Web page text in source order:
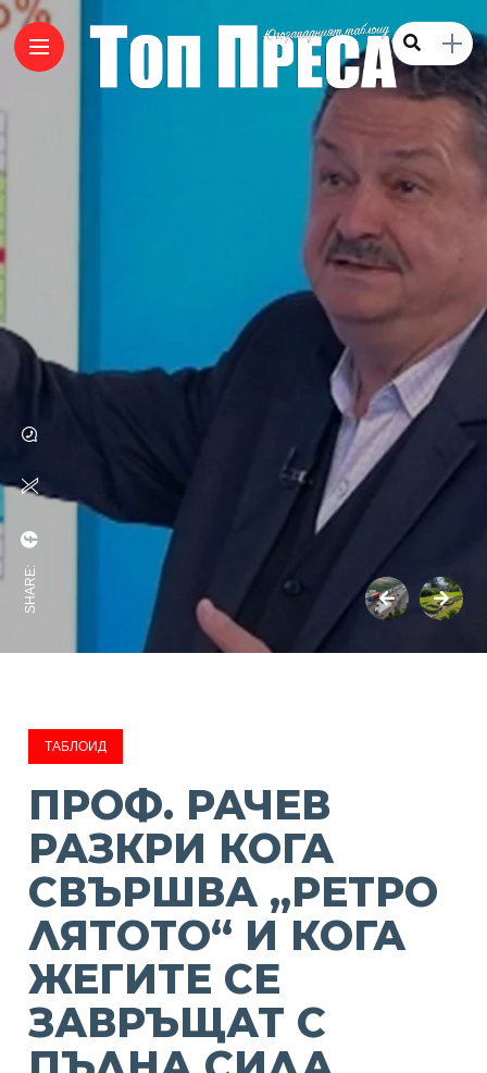
SHARE:
ТАБЛОИД
ПРОФ. РАЧЕВ
РАЗКРИ КОГА
СВЪРШВА „РЕТРО
ЛЯТОТО“ И КОГА
ЖЕГИТЕ СЕ
ЗАВРЪЩАТ С